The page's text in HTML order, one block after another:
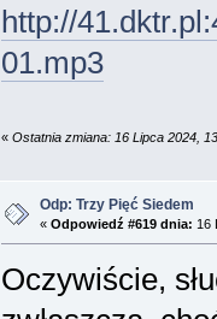
http://
01.mp3
« Ostatnia zmiana: 16 Lipca 2024,
Odp: Trzy Pięć Siedem
« Odpowiedź #619 dnia: 16
Oczywiście,